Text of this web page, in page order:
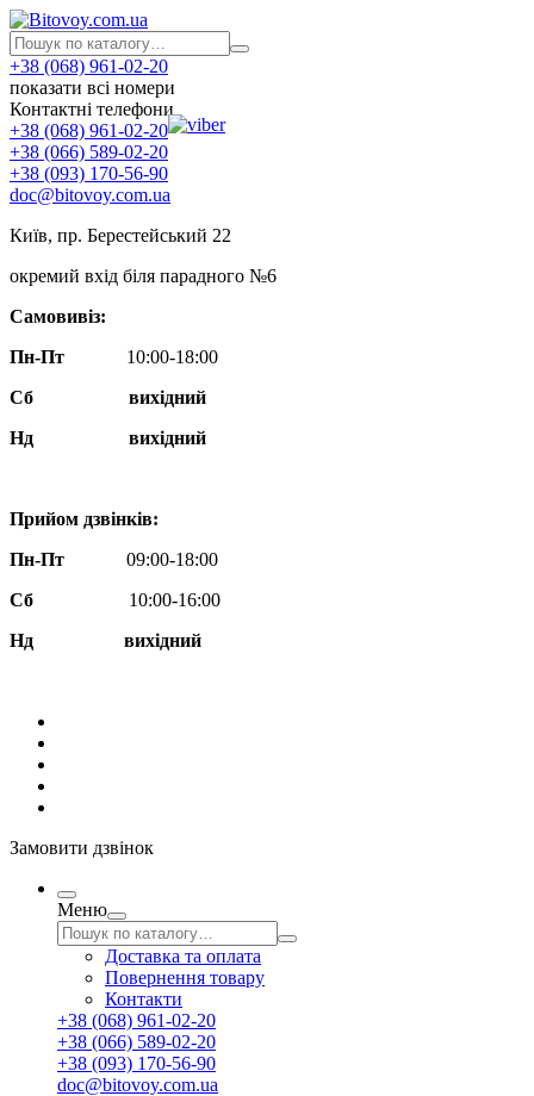
+38 (068) 961-02-20
показати всі номери
Контактні телефони
+38 (068) 961-02-20
+38 (066) 589-02-20
+38 (093) 170-56-90
doc@bitovoy.com.ua
Київ, пр. Берестейський 22
окремий вхід біля парадного №6
Самовивіз:
Пн-Пт
10:00-18:00
Сб
вихідний
Нд
вихідний
Прийом дзвінків:
Пн-Пт
09:00-18:00
Сб
10:00-16:00
Нд вихідний
Замовити дзвінок
Меню
Доставка та оплата
Повернення товару
Контакти
+38 (068) 961-02-20
+38 (066) 589-02-20
+38 (093) 170-56-90
doc@bitovoy.com.ua